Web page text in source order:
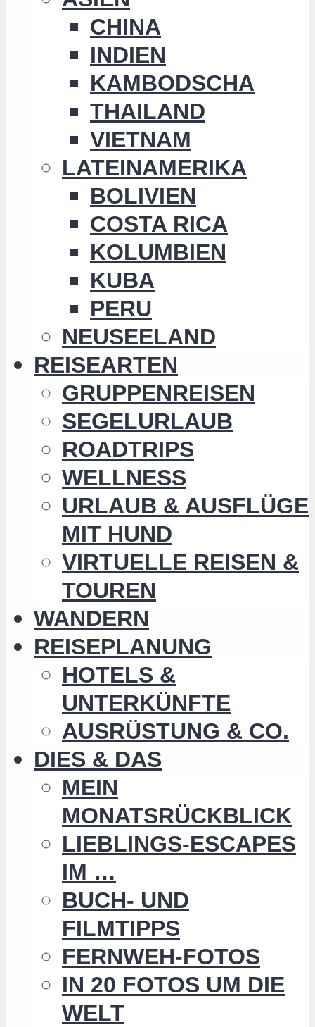
CHINA
INDIEN
KAMBODSCHA
THAILAND
VIETNAM
LATEINAMERIKA
BOLIVIEN
COSTA RICA
KOLUMBIEN
KUBA
PERU
NEUSEELAND
REISEARTEN
GRUPPENREISEN
SEGELURLAUB
ROADTRIPS
WELLNESS
URLAUB & AUSFLÜGE
MIT HUND
VIRTUELLE REISEN &
TOUREN
WANDERN
REISEPLANUNG
HOTELS &
UNTERKÜNFTE
AUSRÜSTUNG & CO.
DIES & DAS
MEIN
MONATSRÜCKBLICK
LIEBLINGS-ESCAPES
IM …
BUCH- UND
FILMTIPPS
FERNWEH-FOTOS
IN 20 FOTOS UM DIE
WELT